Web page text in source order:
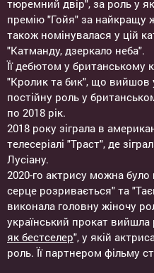
тюремний двір", за роль у
премію "Гойя" за найкращу
також номінувалася у цій
"Катманду, дзеркало неба".
Її дебютом у британському
"Кролик та бик", що вийшов
постійну роль у
по 2018 рік.
2018 року зіграла в
телесеріалі "Траст", де
Лусіану.
2020-го актрису можна
серце розривається" та
виконала головну жіночу
український прокат
як бестселер", у якій
роль. Її партнером фільму